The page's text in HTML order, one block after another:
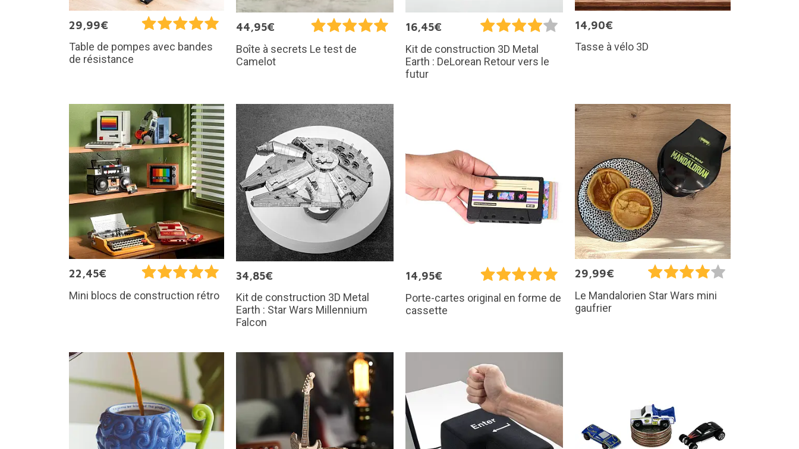
29,99€
Table de pompes avec bandes
de résistance
44,95€
Boîte à secrets Le test de
Camelot
16,45€
Kit de construction 3D Metal
Earth : DeLorean Retour vers le
futur
14,90€
Tasse à vélo 3D
22,45€
Mini blocs de construction rétro
34,85€
Kit de construction 3D Metal
Earth : Star Wars Millennium
Falcon
14,95€
Porte-cartes original en forme de
cassette
29,99€
Le Mandalorien Star Wars mini
gaufrier